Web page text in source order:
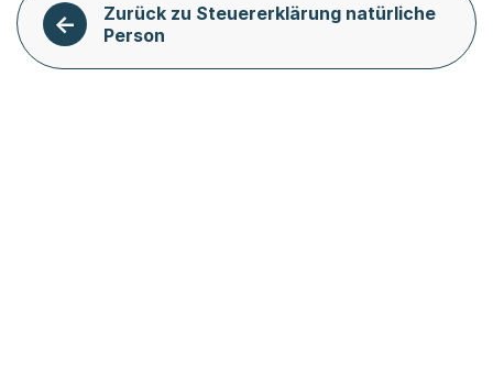
Zurück zu Steuererklärung natürliche
Person